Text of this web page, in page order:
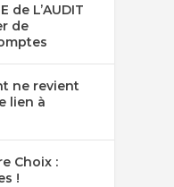
de L’AUDIT
de
ne revient
lien à
Choix :
!